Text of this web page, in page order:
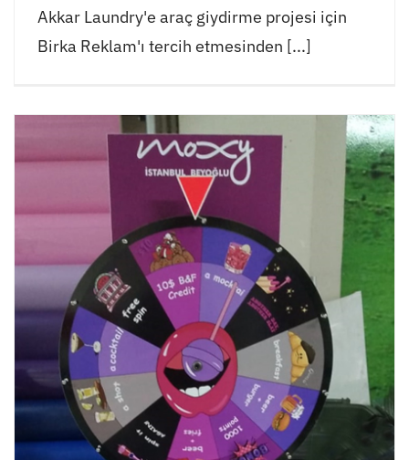
Akkar Laundry'e araç giydirme projesi için
Birka Reklam'ı tercih etmesinden [...]